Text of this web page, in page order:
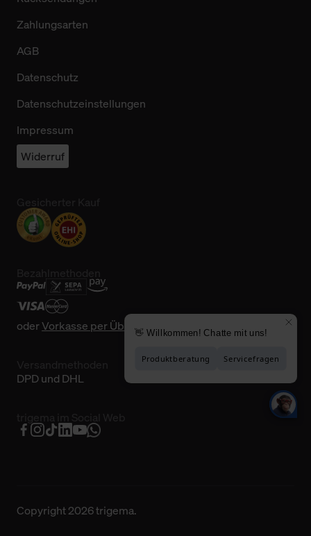
Zahlungsarten
AGB
Datenschutz
Datenschutzeinstellungen
Impressum
Widerruf
oderVorkasse per Überweisung
DPD und DHL
Copyright 2026 trigema.